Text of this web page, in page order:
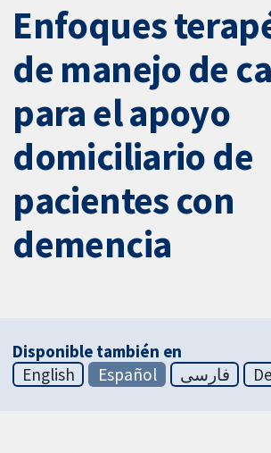
Enfoques
de manejo de
para el apoyo
domiciliario de
pacientes con
demencia
Disponible también en
English
Español فارسی